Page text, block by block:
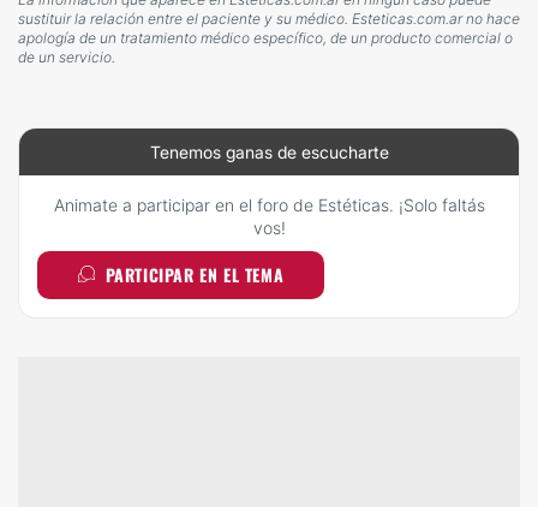
sustituir la relación entre el paciente y su médico. Esteticas.com.ar no hace
apología de un tratamiento médico específico, de un producto comercial o
de un servicio.
Tenemos ganas de escucharte
Animate a participar en el foro de Estéticas. ¡Solo faltás
vos!
PARTICIPAR EN EL TEMA